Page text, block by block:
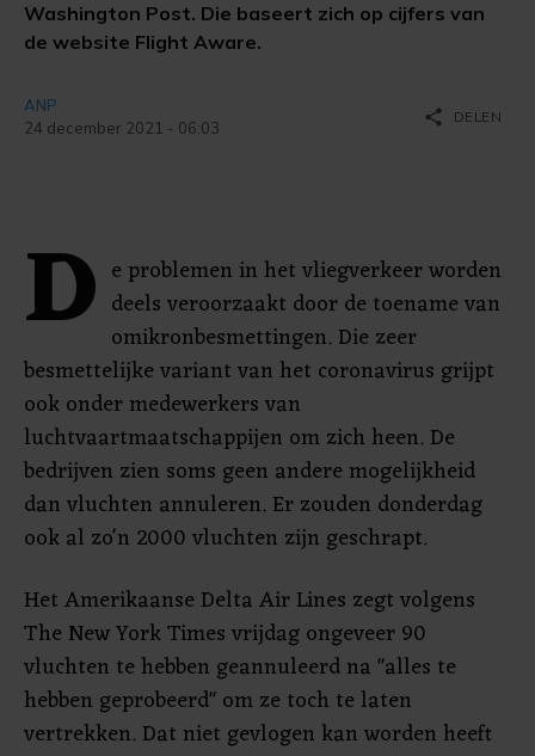
Washington Post. Die baseert zich op cijfers van
de website Flight Aware.
ANP
24 december 2021 - 06:03
share DELEN
D e problemen in het vliegverkeer worden
deels veroorzaakt door de toename van
omikronbesmettingen. Die zeer
besmettelijke variant van het coronavirus grijpt
ook onder medewerkers van
luchtvaartmaatschappijen om zich heen. De
bedrijven zien soms geen andere mogelijkheid
dan vluchten annuleren. Er zouden donderdag
ook al zo'n 2000 vluchten zijn geschrapt.
Het Amerikaanse Delta Air Lines zegt volgens
The New York Times vrijdag ongeveer 90
vluchten te hebben geannuleerd na "alles te
hebben geprobeerd" om ze toch te laten
vertrekken. Dat niet gevlogen kan worden heeft